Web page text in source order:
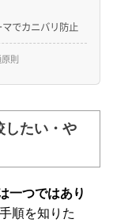
でカニバリ防止
則
したい・や
一つではあり
順を知りた